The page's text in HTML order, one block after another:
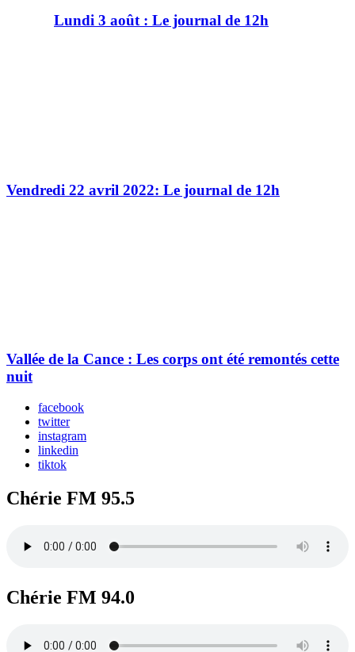
Lundi 3 août : Le journal de 12h
Vendredi 22 avril 2022: Le journal de 12h
Vallée de la Cance : Les corps ont été remontés cette
nuit
facebook
twitter
instagram
linkedin
tiktok
Chérie FM 95.5
Chérie FM 94.0